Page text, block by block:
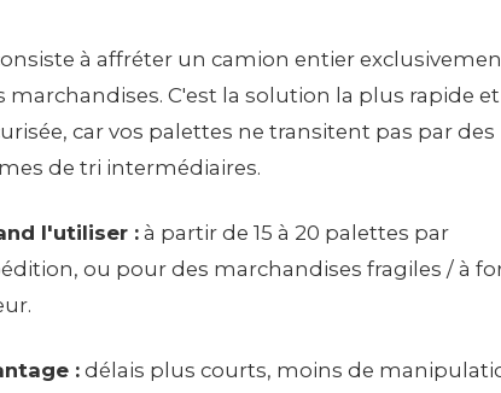
à affréter un camion entier
marchandises. C'est la solution la plus rapide
car vos palettes ne transitent pas par des
de tri intermédiaires.
l'utiliser : à partir de 15 à 20 palettes par
ou pour des marchandises fragiles / à
:délais plus courts, moins de